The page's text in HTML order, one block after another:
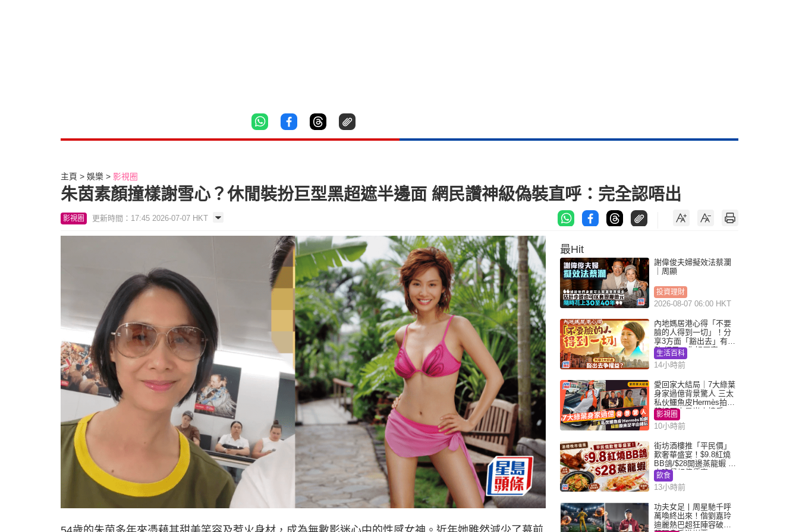
主頁 娛樂 影視圈
朱茵素顏撞樣謝雪心？休閒裝扮巨型黑超遮半邊面 網民讚神級偽裝直呼：完全認唔出
影視圈 更新時間：17:45 2026-07-07 HKT
最Hit
謝偉俊夫婦擬效法蔡瀾
｜周顯
投資理財
2026-08-07 06:00 HKT
內地媽居港心得「不要
臉的人得到一切」！分
享3方面「豁出去」有著
數 網民：你好厲害
生活百科
14小時前
愛回家大結局｜7大綠葉
身家過億背景驚人 三太
私伙鱷魚皮Hermès拍劇
蘇姐原來是半山樓后
影視圈
10小時前
街坊酒樓推「平民價」
歎奢華盛宴！$9.8紅燒
BB鴿/$28開邊蒸龍蝦 3
大晚餐超值優惠
飲食
13小時前
功夫女足丨周星馳千呼
萬喚終出來！偕劉嘉玲
迪麗熱巴超狂陣容破天